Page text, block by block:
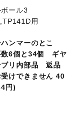
ボール3
用
ンマーのとこ
6個と34個 ギヤ
ブリ内部品 返品
けできません 40
円)